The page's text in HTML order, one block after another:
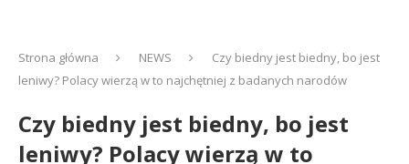
Strona główna NEWS
Czy biedny jest biedny, bo jest
leniwy? Polacy wierzą w to najchętniej z badanych narodów
Czy biedny jest biedny, bo jest
leniwy? Polacy wierzą w to